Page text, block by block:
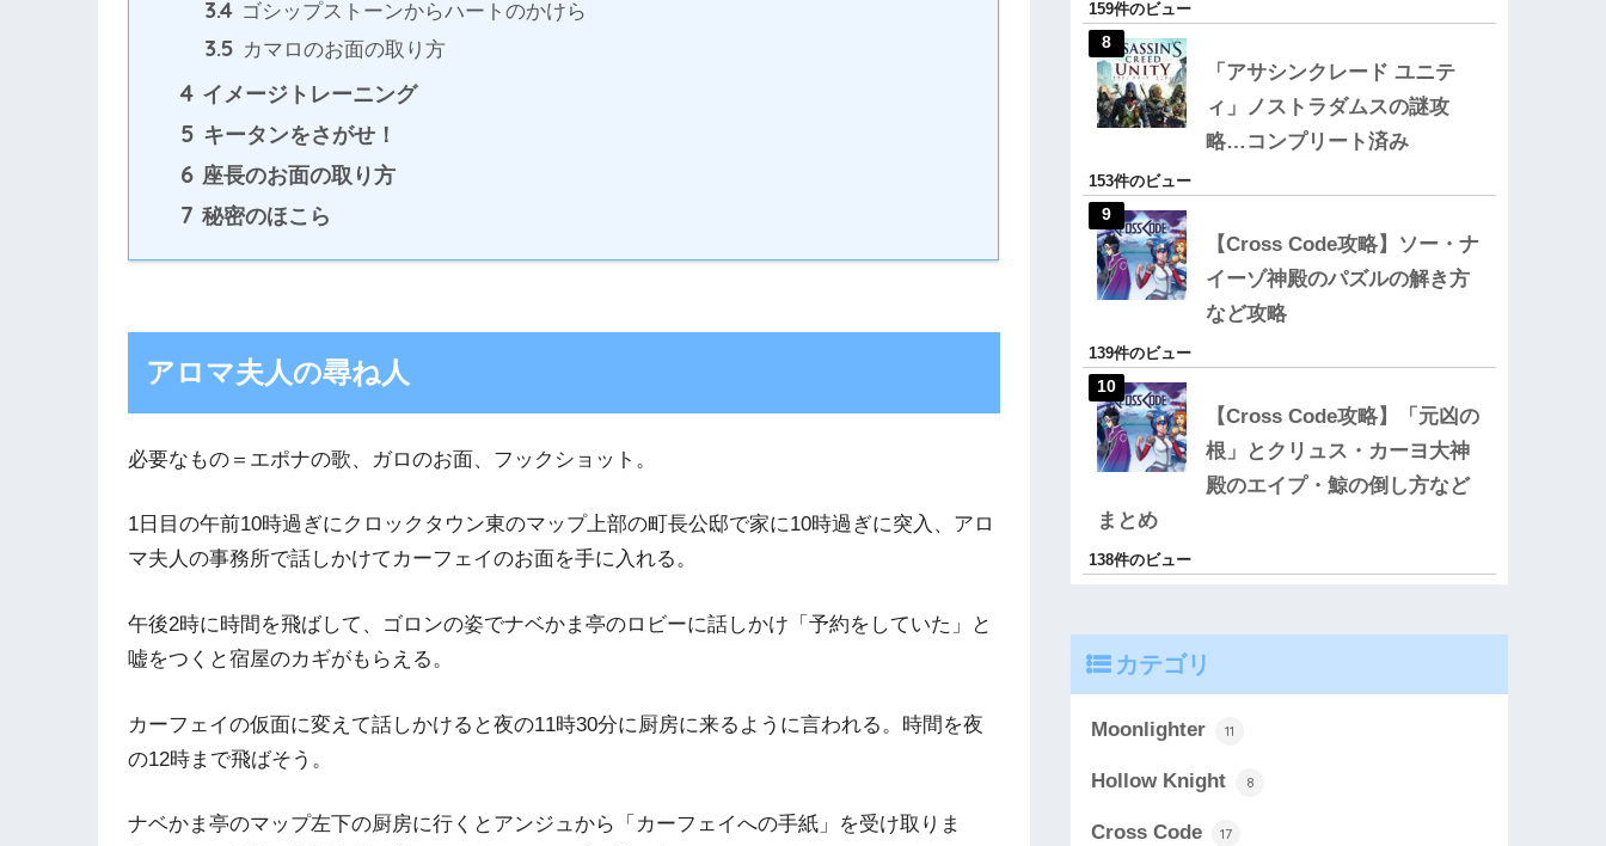
3.4 ゴシップストーンからハートのかけら
3.5 カマロのお面の取り方
4 イメージトレーニング
5 キータンをさがせ！
6 座長のお面の取り方
7 秘密のほこら
アロマ夫人の尋ね人
必要なもの＝エポナの歌、ガロのお面、フックショット。
1日目の午前10時過ぎにクロックタウン東のマップ上部の町長公邸で家に10時過ぎに突入、アロ
マ夫人の事務所で話しかけてカーフェイのお面を手に入れる。
午後2時に時間を飛ばして、ゴロンの姿でナベかま亭のロビーに話しかけ「予約をしていた」と
嘘をつくと宿屋のカギがもらえる。
カーフェイの仮面に変えて話しかけると夜の11時30分に厨房に来るように言われる。時間を夜
の12時まで飛ばそう。
ナベかま亭のマップ左下の厨房に行くとアンジュから「カーフェイへの手紙」を受け取りま
159件のビュー
「アサシンクレード ユニテ
ィ」ノストラダムスの謎攻
略…コンプリート済み
153件のビュー
【Cross Code攻略】ソー・ナ
イーゾ神殿のパズルの解き方
など攻略
139件のビュー
【Cross Code攻略】「元凶の
根」とクリュス・カーヨ大神
殿のエイプ・鯨の倒し方など
まとめ
138件のビュー
カテゴリ
Moonlighter 11
Hollow Knight 8
Cross Code 17